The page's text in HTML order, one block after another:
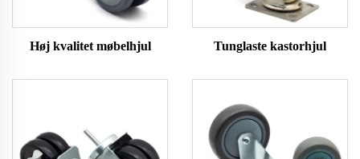
Høj kvalitet møbelhjul Tunglaste kastorhjul